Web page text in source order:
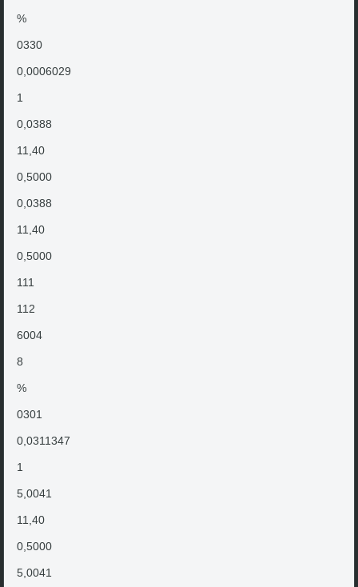
%
0330
0,0006029
1
0,0388
11,40
0,5000
0,0388
11,40
0,5000
111
112
6004
8
%
0301
0,0311347
1
5,0041
11,40
0,5000
5,0041